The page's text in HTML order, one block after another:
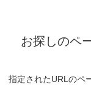
お探しのペ
指定されたURLのペ